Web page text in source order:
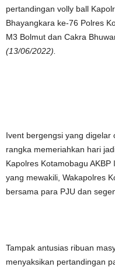
pertandingan volly ball
Bhayangkara ke-76 Polres
M3 Bolmut dan Cakra
(13/06/2022).
Ivent bergengsi yang digelar
rangka memeriahkan hari
Kapolres Kotamobagu
yang mewakili, Wakapolres
bersama para PJU dan
Tampak antusias ribuan
menyaksikan pertandingan